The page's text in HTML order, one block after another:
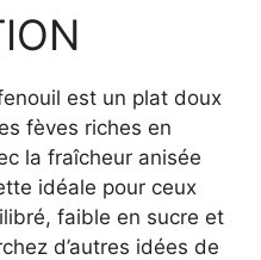
est un plat doux
fèves riches en
la fraîcheur anisée
idéale pour ceux
faible en sucre et
d’autres idées de